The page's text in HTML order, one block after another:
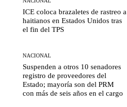
ICE coloca brazaletes de rastreo a
haitianos en Estados Unidos tras
el fin del TPS
NACIONAL
Suspenden a otros 10 senadores
registro de proveedores del
Estado; mayoría son del PRM
con más de seis años en el cargo